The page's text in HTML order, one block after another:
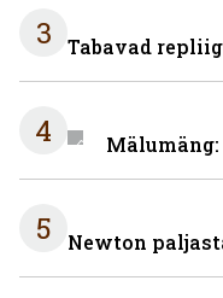
3 Tabavad
4
5 Newton